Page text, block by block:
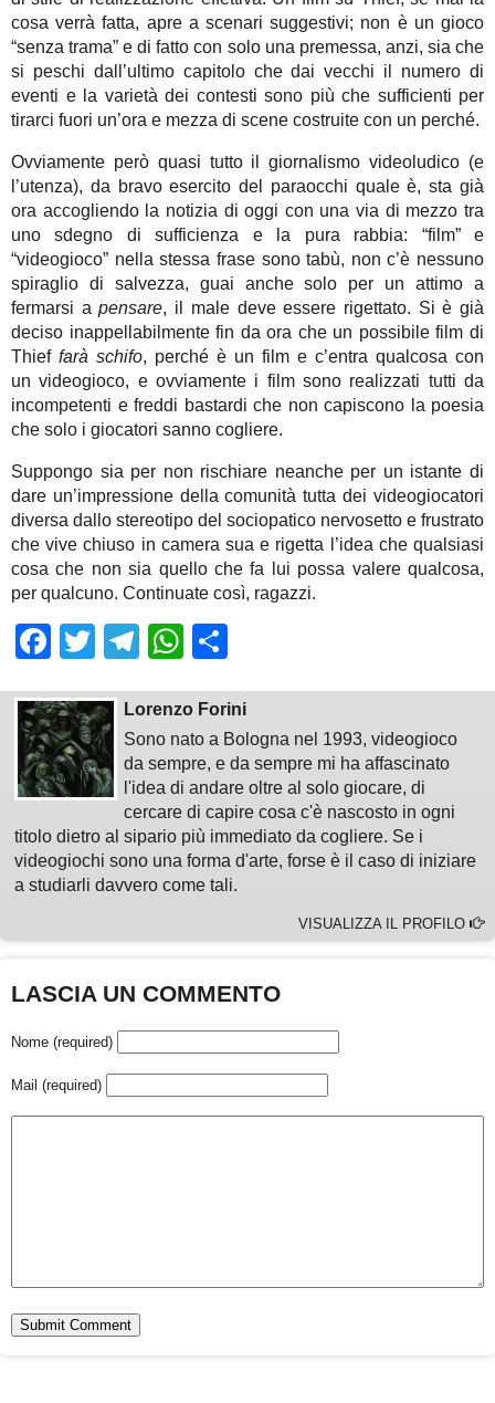
cosa verrà fatta, apre a scenari suggestivi; non è un gioco
“senza trama” e di fatto con solo una premessa, anzi, sia che
si peschi dall’ultimo capitolo che dai vecchi il numero di
eventi e la varietà dei contesti sono più che sufficienti per
tirarci fuori un’ora e mezza di scene costruite con un perché.
Ovviamente però quasi tutto il giornalismo videoludico (e
l’utenza), da bravo esercito del paraocchi quale è, sta già
ora accogliendo la notizia di oggi con una via di mezzo tra
uno sdegno di sufficienza e la pura rabbia: “film” e
“videogioco” nella stessa frase sono tabù, non c’è nessuno
spiraglio di salvezza, guai anche solo per un attimo a
fermarsi apensare, il male deve essere rigettato. Si è già
deciso inappellabilmente fin da ora che un possibile film di
Thieffarà schifo, perché è un film e c’entra qualcosa con
un videogioco, e ovviamente i film sono realizzati tutti da
incompetenti e freddi bastardi che non capiscono la poesia
che solo i giocatori sanno cogliere.
Suppongo sia per non rischiare neanche per un istante di
dare un’impressione della comunità tutta dei videogiocatori
diversa dallo stereotipo del sociopatico nervosetto e frustrato
che vive chiuso in camera sua e rigetta l’idea che qualsiasi
cosa che non sia quello che fa lui possa valere qualcosa,
per qualcuno. Continuate così, ragazzi.
Facebook
TwitterTelegram
WhatsApp
Lorenzo Forini
Sono nato a Bologna nel 1993, videogioco
da sempre, e da sempre mi ha affascinato
l'idea di andare oltre al solo giocare, di
cercare di capire cosa c'è nascosto in ogni
titolo dietro al sipario più immediato da cogliere. Se i
videogiochi sono una forma d'arte, forse è il caso di iniziare
a studiarli davvero come tali.
VISUALIZZA IL PROFILO
LASCIA UN COMMENTO
Nome (required)
Mail (required)